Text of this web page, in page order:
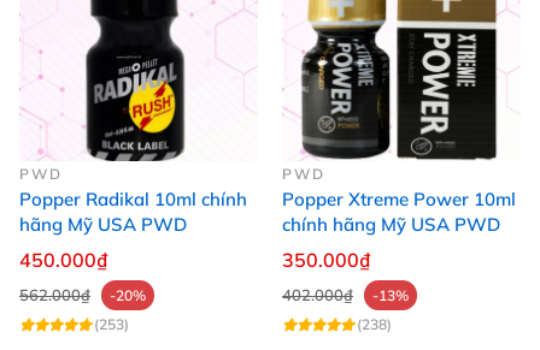
PWD
Popper Radikal 10ml chính
hãng Mỹ USA PWD
450.000₫
562.000₫
-20%
(253)
PWD
Popper Xtreme Power 10ml
chính hãng Mỹ USA PWD
350.000₫
402.000₫
-13%
(238)